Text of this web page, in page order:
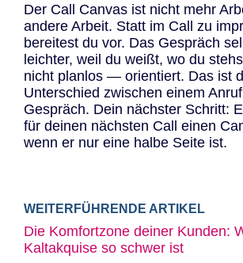
Der Call Canvas ist nicht mehr
andere Arbeit. Statt im Call zu
bereitest du vor. Das Gespräch
leichter, weil du weißt, wo du
nicht planlos — orientiert. Das ist
Unterschied zwischen einem
Gespräch. Dein nächster Schritt:
für deinen nächsten Call einen
wenn er nur eine halbe Seite ist.
WEITERFÜHRENDE ARTIKEL
Die Komfortzone deiner Kunden:
Kaltakquise so schwer ist